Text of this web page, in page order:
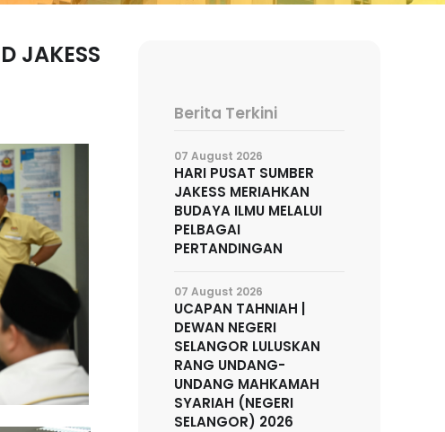
JAKESS
Berita Terkini
07 August 2026
HARI PUSAT SUMBER
JAKESS MERIAHKAN
BUDAYA ILMU MELALUI
PELBAGAI
PERTANDINGAN
07 August 2026
UCAPAN TAHNIAH |
DEWAN NEGERI
SELANGOR LULUSKAN
RANG UNDANG-
UNDANG MAHKAMAH
SYARIAH (NEGERI
SELANGOR) 2026